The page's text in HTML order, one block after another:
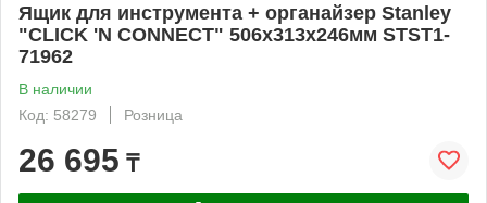
Ящик для инструмента + органайзер Stanley
"CLICK 'N CONNECT" 506х313х246мм STST1-
71962
В наличии
Код: 58279
Розница
26 695 ₸